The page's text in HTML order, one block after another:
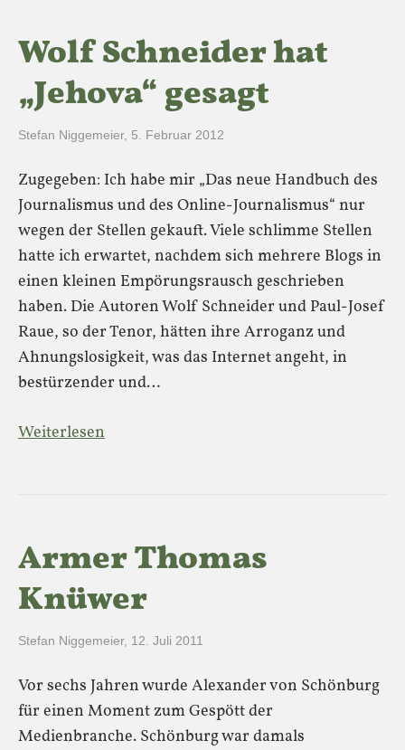
Wolf Schneider hat
„Jehova“ gesagt
Stefan Niggemeier, 5. Februar 2012
Zugegeben: Ich habe mir „Das neue Handbuch des
Journalismus und des Online-Journalismus“ nur
wegen der Stellen gekauft. Viele schlimme Stellen
hatte ich erwartet, nachdem sich mehrere Blogs in
einen kleinen Empörungsrausch geschrieben
haben. Die Autoren Wolf Schneider und Paul-Josef
Raue, so der Tenor, hätten ihre Arroganz und
Ahnungslosigkeit, was das Internet angeht, in
bestürzender und…
Weiterlesen
Armer Thomas
Knüwer
Stefan Niggemeier, 12. Juli 2011
Vor sechs Jahren wurde Alexander von Schönburg
für einen Moment zum Gespött der
Medienbranche. Schönburg war damals